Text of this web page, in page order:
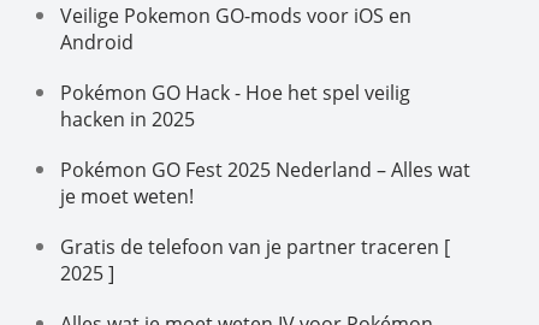
Veilige Pokemon GO-mods voor iOS en
Android
Pokémon GO Hack - Hoe het spel veilig
hacken in 2025
Pokémon GO Fest 2025 Nederland – Alles wat
je moet weten!
Gratis de telefoon van je partner traceren [
2025 ]